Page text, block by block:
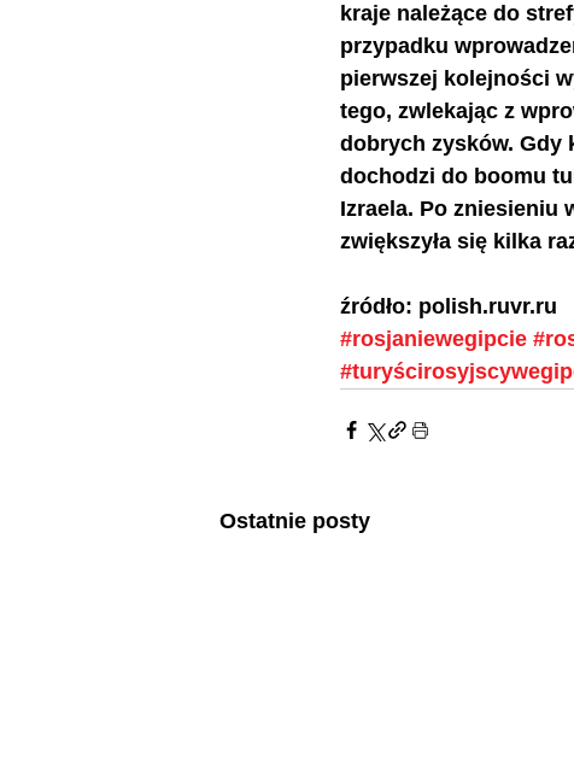
kraje należące do
przypadku
pierwszej kolejności
tego, zwlekając z
dobrych zysków. Gdy
dochodzi do boomu
Izraela. Po zniesieniu
zwiększyła się kilka
źródło: polish.ruvr.ru
#rosjaniewegipcie
Ostatnie posty